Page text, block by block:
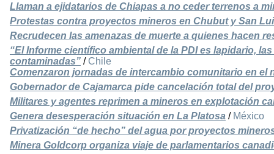
Llaman a ejidatarios de Chiapas a no ceder terrenos a
Protestas contra proyectos mineros en Chubut y San
Recrudecen las amenazas de muerte a quienes hacen
“El Informe científico ambiental de la PDI es lapidario,
contaminadas” / Chile
Comenzaron jornadas de intercambio comunitario en el
Gobernador de Cajamarca pide cancelación total del
Militares y agentes reprimen a mineros en explotación
Genera desesperación situación en La Platosa / México
Privatización “de hecho” del agua por proyectos
Minera Goldcorp organiza viaje de parlamentarios